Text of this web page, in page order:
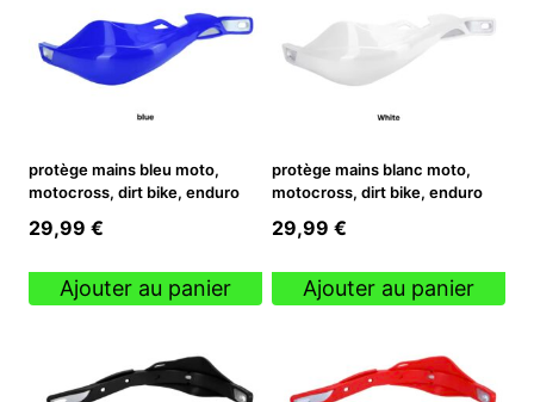
protège mains bleu moto,
motocross, dirt bike, enduro
29,99 €
Ajouter au panier
protège mains blanc moto,
motocross, dirt bike, enduro
29,99 €
Ajouter au panier